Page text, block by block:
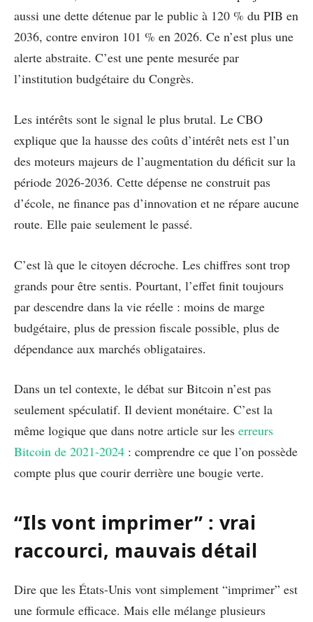
aussi une dette détenue par le public à 120 % du PIB en
2036, contre environ 101 % en 2026. Ce n’est plus une
alerte abstraite. C’est une pente mesurée par
l’institution budgétaire du Congrès.
Les intérêts sont le signal le plus brutal. Le CBO
explique que la hausse des coûts d’intérêt nets est l’un
des moteurs majeurs de l’augmentation du déficit sur la
période 2026-2036. Cette dépense ne construit pas
d’école, ne finance pas d’innovation et ne répare aucune
route. Elle paie seulement le passé.
C’est là que le citoyen décroche. Les chiffres sont trop
grands pour être sentis. Pourtant, l’effet finit toujours
par descendre dans la vie réelle : moins de marge
budgétaire, plus de pression fiscale possible, plus de
dépendance aux marchés obligataires.
Dans un tel contexte, le débat sur Bitcoin n’est pas
seulement spéculatif. Il devient monétaire. C’est la
même logique que dans notre article sur les erreurs
Bitcoin de 2021-2024 : comprendre ce que l’on possède
compte plus que courir derrière une bougie verte.
“Ils vont imprimer” : vrai
raccourci, mauvais détail
Dire que les États-Unis vont simplement “imprimer” est
une formule efficace. Mais elle mélange plusieurs